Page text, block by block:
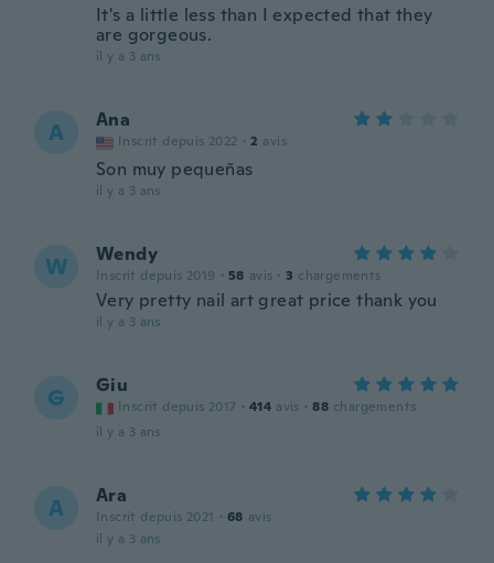
It's a little less than I expected that they
are gorgeous.
il y a 3 ans
A Ana
Inscrit depuis 2022 · 2 avis
Son muy pequeñas
il y a 3 ans
W Wendy
Inscrit depuis 2019 · 58 avis · 3 chargements
Very pretty nail art great price thank you
il y a 3 ans
G Giu
Inscrit depuis 2017 · 414 avis · 88 chargements
il y a 3 ans
A Ara
Inscrit depuis 2021 · 68 avis
il y a 3 ans